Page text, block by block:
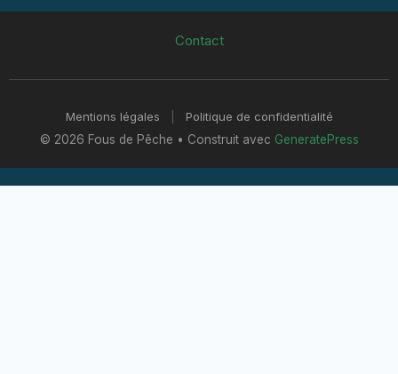
Contact
Mentions légales
Politique de confidentialité
© 2026 Fous de Pêche • Construit avec GeneratePress